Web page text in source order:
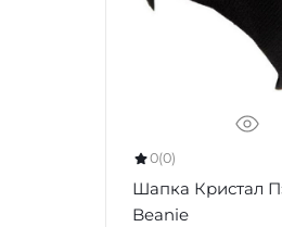
0(0)
Шапка Кристал
Beanie